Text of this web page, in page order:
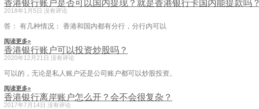
香港银行账户是否可以国内提现？就是香港银行卡国内能提款吗？
2018年1月5日 没有评论
答： 有几种情况： 香港和国内都有分行，分行内可以
阅读更多»
香港银行账户可以投资炒股吗？
2020年12月21日 没有评论
可以的，无论是私人账户还是公司账户都可以炒股投资。
阅读更多»
香港银行离岸账户怎么开？会不会很复杂？
2017年7月14日 没有评论